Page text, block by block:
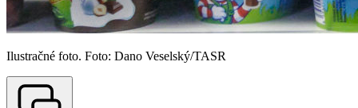
Ilustračné foto. Foto: Dano Veselský/TASR